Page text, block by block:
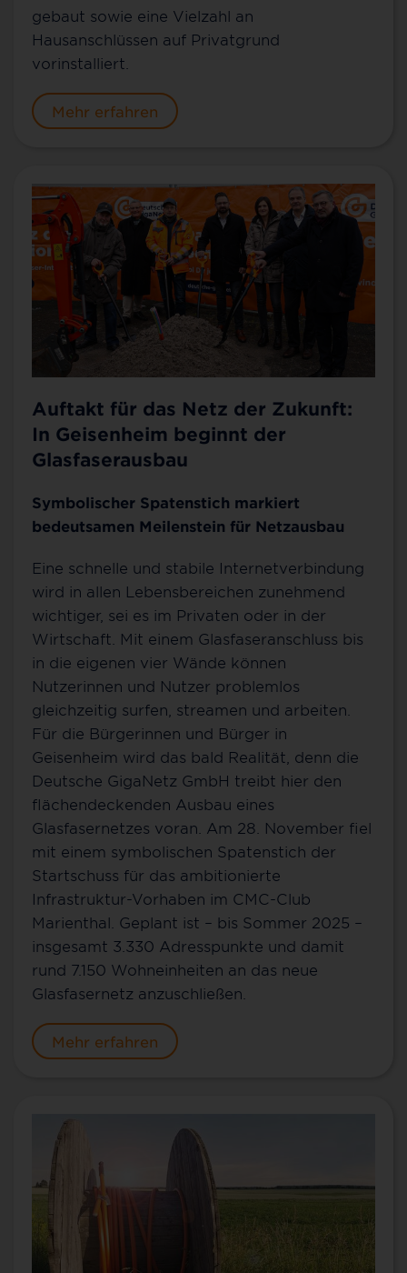
gebaut sowie eine Vielzahl an
Hausanschlüssen auf Privatgrund
vorinstalliert.
Mehr erfahren
Auftakt für das Netz der Zukunft:
In Geisenheim beginnt der
Glasfaserausbau
Symbolischer Spatenstich markiert
bedeutsamen Meilenstein für Netzausbau
Eine schnelle und stabile Internetverbindung
wird in allen Lebensbereichen zunehmend
wichtiger, sei es im Privaten oder in der
Wirtschaft. Mit einem Glasfaseranschluss bis
in die eigenen vier Wände können
Nutzerinnen und Nutzer problemlos
gleichzeitig surfen, streamen und arbeiten.
Für die Bürgerinnen und Bürger in
Geisenheim wird das bald Realität, denn die
Deutsche GigaNetz GmbH treibt hier den
flächendeckenden Ausbau eines
Glasfasernetzes voran. Am 28. November fiel
mit einem symbolischen Spatenstich der
Startschuss für das ambitionierte
Infrastruktur-Vorhaben im CMC-Club
Marienthal. Geplant ist – bis Sommer 2025 –
insgesamt 3.330 Adresspunkte und damit
rund 7.150 Wohneinheiten an das neue
Glasfasernetz anzuschließen.
Mehr erfahren